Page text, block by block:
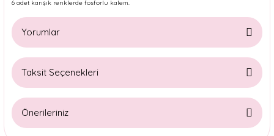
6 adet karışık renklerde fosforlu kalem.
Yorumlar
Taksit Seçenekleri
Önerileriniz